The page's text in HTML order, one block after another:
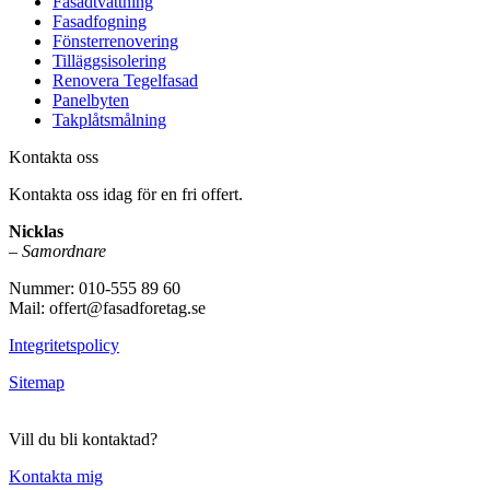
Fasadfogning
Fönsterrenovering
Tilläggsisolering
Renovera Tegelfasad
Panelbyten
Takplåtsmålning
Kontakta oss
Kontakta oss idag för en fri offert.
Nicklas
– Samordnare
Nummer: 010-555 89 60
Mail: offert@fasadforetag.se
Integritetspolicy
Sitemap
Vill du bli kontaktad?
Kontakta mig